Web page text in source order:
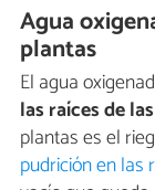
Agua
plantas
El agua
las raíces de
plantas es el
pudrición en las